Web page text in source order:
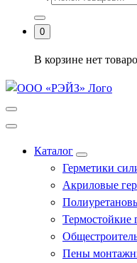
0
В корзине нет
Каталог
Герметики
Акриловые
Термостойкие
Пены